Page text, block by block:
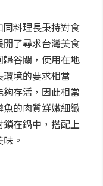
同料理長秉持對食
了尋求台灣美食
谷關，使用在地
境的要求相當
存活，因此相當
的肉質鮮嫩細緻
在鍋中，搭配上
。